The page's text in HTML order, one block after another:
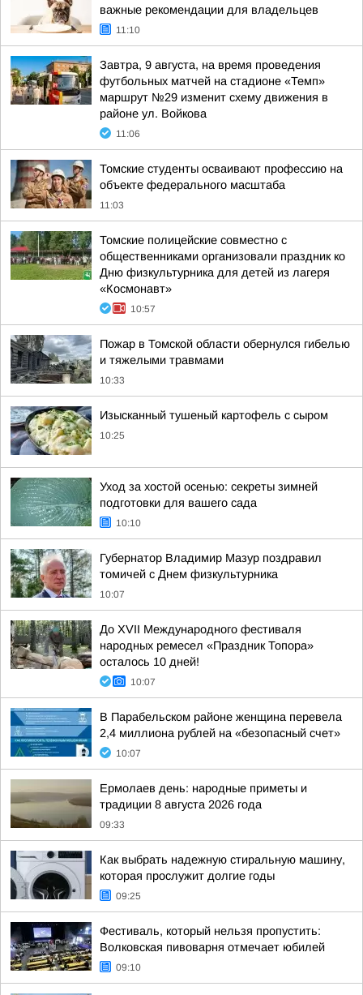
важные рекомендации для владельцев
11:10
Завтра, 9 августа, на время проведения
футбольных матчей на стадионе «Темп»
маршрут №29 изменит схему движения в
районе ул. Войкова
11:06
Томские студенты осваивают профессию на
объекте федерального масштаба
11:03
Томские полицейские совместно с
общественниками организовали праздник ко
Дню физкультурника для детей из лагеря
«Космонавт»
10:57
Пожар в Томской области обернулся гибелью
и тяжелыми травмами
10:33
Изысканный тушеный картофель с сыром
10:25
Уход за хостой осенью: секреты зимней
подготовки для вашего сада
10:10
Губернатор Владимир Мазур поздравил
томичей с Днем физкультурника
10:07
До XVII Международного фестиваля
народных ремесел «Праздник Топора»
осталось 10 дней!
10:07
В Парабельском районе женщина перевела
2,4 миллиона рублей на «безопасный счет»
10:07
Ермолаев день: народные приметы и
традиции 8 августа 2026 года
09:33
Как выбрать надежную стиральную машину,
которая прослужит долгие годы
09:25
Фестиваль, который нельзя пропустить:
Волковская пивоварня отмечает юбилей
09:10